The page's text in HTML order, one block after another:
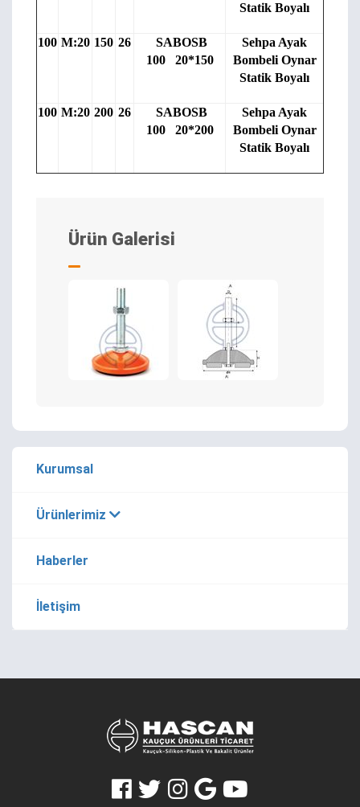
Statik Boyalı
100 M:20 150 26
SABOSB
100 20*150
Sehpa Ayak
Bombeli Oynar
Statik Boyalı
100 M:20 200 26
SABOSB
100 20*200
Sehpa Ayak
Bombeli Oynar
Statik Boyalı
Ürün Galerisi
Kurumsal
Ürünlerimiz
Haberler
İletişim